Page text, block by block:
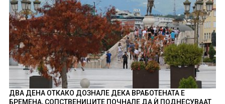
ДВА ДЕНА ОТКАКО ДОЗНАЛЕ ДЕКА ВРАБОТЕНАТА Е
БРЕМЕНА, СОПСТВЕНИЦИТЕ ПОЧНАЛЕ ДА Ѝ ПОДНЕСУВААТ